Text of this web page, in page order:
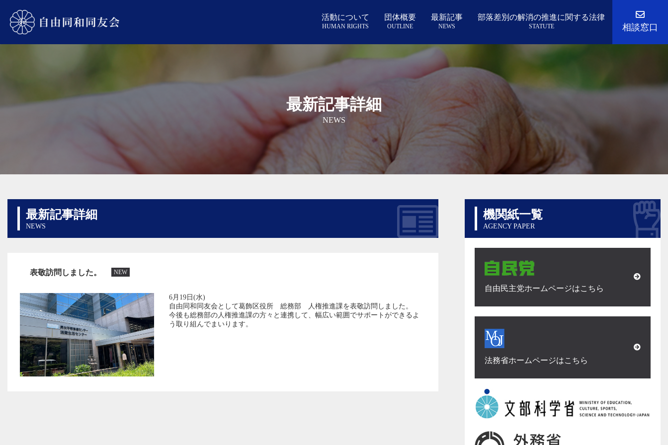
活動について
HUMAN RIGHTS
団体概要
OUTLINE
最新記事
NEWS
部落差別の解消の推進に関する法律
STATUTE 相談窓口
最新記事詳細
NEWS
最新記事詳細
NEWS
表敬訪問しました。 NEW
6月19日(水)
自由同和同友会として葛飾区役所 総務部 人権推進課を表敬訪問しました。
今後も総務部の人権推進課の方々と連携して、幅広い範囲でサポートができるよ
う取り組んでまいります。
機関紙一覧
AGENCY PAPER
自由民主党ホームページはこちら
法務省ホームページはこちら